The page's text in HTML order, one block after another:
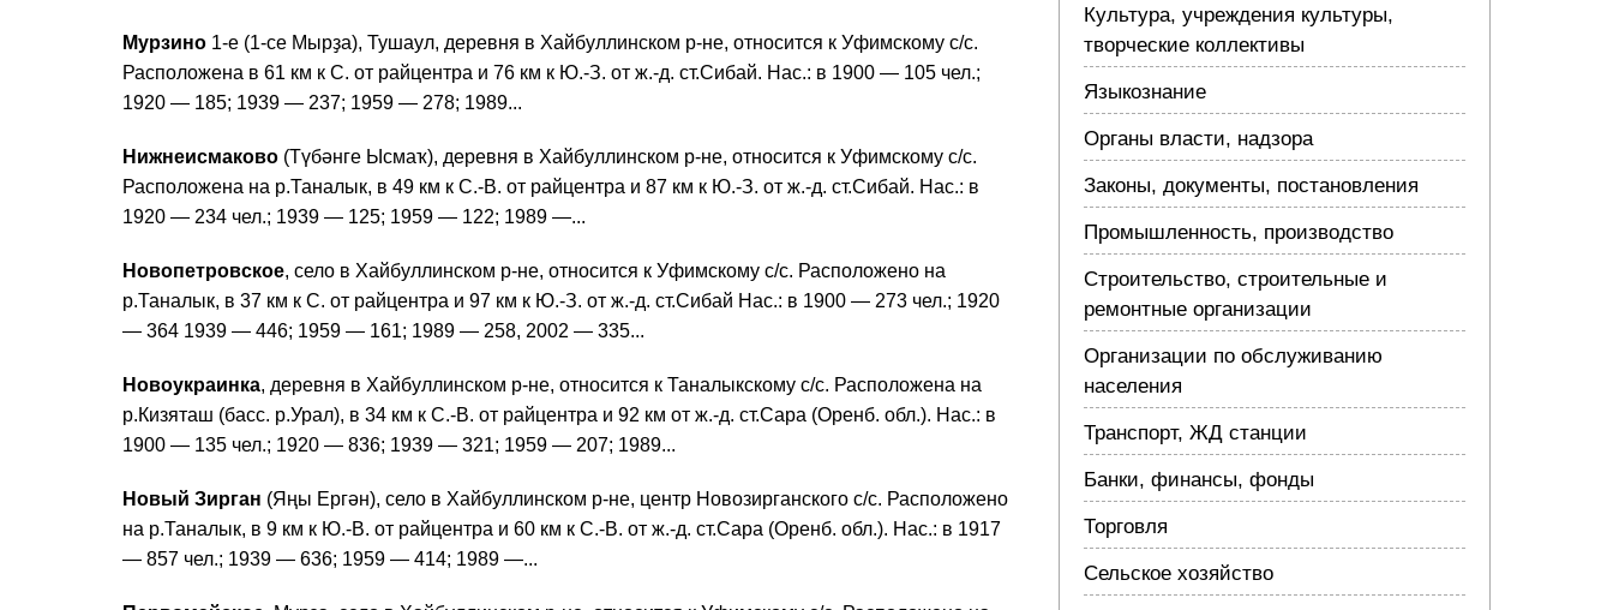
Мурзино 1-е (1-се Мырҙа), Тушаул, деревня в Хайбуллинском р-не, относится к Уфимскому с/с.
Расположена в 61 км к С. от райцентра и 76 км к Ю.-З. от ж.-д. ст.Сибай. Нас.: в 1900 — 105 чел.;
1920 — 185; 1939 — 237; 1959 — 278; 1989...
Нижнеисмаково (Түбәнге Ысмаҡ), деревня в Хайбуллинском р-не, относится к Уфимскому с/с.
Расположена на р.Таналык, в 49 км к С.-В. от райцентра и 87 км к Ю.-З. от ж.-д. ст.Сибай. Нас.: в
1920 — 234 чел.; 1939 — 125; 1959 — 122; 1989 —...
Новопетровское, село в Хайбуллинском р-не, относится к Уфимскому с/с. Расположено на
р.Таналык, в 37 км к С. от райцентра и 97 км к Ю.-З. от ж.-д. ст.Сибай Нас.: в 1900 — 273 чел.; 1920
— 364 1939 — 446; 1959 — 161; 1989 — 258, 2002 — 335...
Новоукраинка, деревня в Хайбуллинском р-не, относится к Таналыкскому с/с. Расположена на
р.Кизяташ (басс. р.Урал), в 34 км к С.-В. от райцентра и 92 км от ж.-д. ст.Сара (Оренб. обл.). Нас.: в
1900 — 135 чел.; 1920 — 836; 1939 — 321; 1959 — 207; 1989...
Новый Зирган (Яңы Ергән), село в Хайбуллинском р-не, центр Новозирганского с/с. Расположено
на р.Таналык, в 9 км к Ю.-В. от райцентра и 60 км к С.-В. от ж.-д. ст.Сара (Оренб. обл.). Нас.: в 1917
— 857 чел.; 1939 — 636; 1959 — 414; 1989 —...
Культура, учреждения культуры,
творческие коллективы
Языкознание
Органы власти, надзора
Законы, документы, постановления
Промышленность, производство
Строительство, строительные и
ремонтные организации
Организации по обслуживанию
населения
Транспорт, ЖД станции
Банки, финансы, фонды
Торговля
Сельское хозяйство